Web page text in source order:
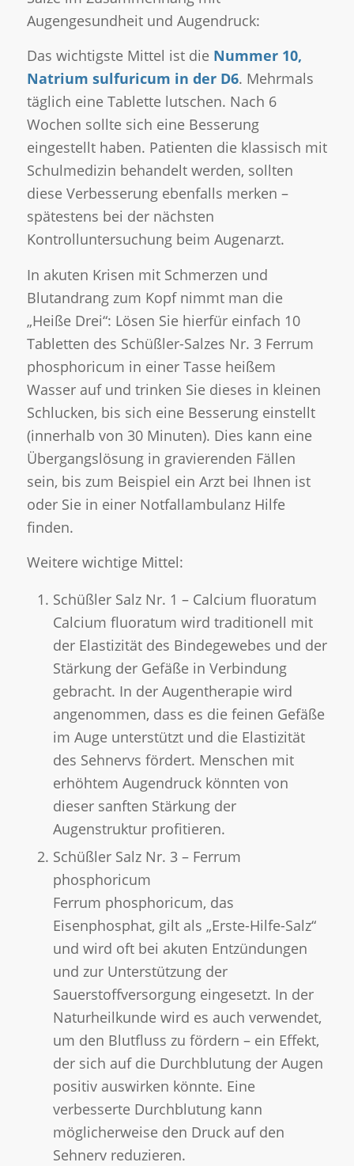
Augengesundheit und Augendruck:
Das wichtigste Mittel ist die Nummer 10,
Natrium sulfuricum in der D6. Mehrmals
täglich eine Tablette lutschen. Nach 6
Wochen sollte sich eine Besserung
eingestellt haben. Patienten die klassisch mit
Schulmedizin behandelt werden, sollten
diese Verbesserung ebenfalls merken –
spätestens bei der nächsten
Kontrolluntersuchung beim Augenarzt.
In akuten Krisen mit Schmerzen und
Blutandrang zum Kopf nimmt man die
„Heiße Drei“: Lösen Sie hierfür einfach 10
Tabletten des Schüßler-Salzes Nr. 3 Ferrum
phosphoricum in einer Tasse heißem
Wasser auf und trinken Sie dieses in kleinen
Schlucken, bis sich eine Besserung einstellt
(innerhalb von 30 Minuten). Dies kann eine
Übergangslösung in gravierenden Fällen
sein, bis zum Beispiel ein Arzt bei Ihnen ist
oder Sie in einer Notfallambulanz Hilfe
finden.
Weitere wichtige Mittel:
Schüßler Salz Nr. 1 – Calcium fluoratum
Calcium fluoratum wird traditionell mit
der Elastizität des Bindegewebes und der
Stärkung der Gefäße in Verbindung
gebracht. In der Augentherapie wird
angenommen, dass es die feinen Gefäße
im Auge unterstützt und die Elastizität
des Sehnervs fördert. Menschen mit
erhöhtem Augendruck könnten von
dieser sanften Stärkung der
Augenstruktur profitieren.
Schüßler Salz Nr. 3 – Ferrum
phosphoricum
Ferrum phosphoricum, das
Eisenphosphat, gilt als „Erste-Hilfe-Salz“
und wird oft bei akuten Entzündungen
und zur Unterstützung der
Sauerstoffversorgung eingesetzt. In der
Naturheilkunde wird es auch verwendet,
um den Blutfluss zu fördern – ein Effekt,
der sich auf die Durchblutung der Augen
positiv auswirken könnte. Eine
verbesserte Durchblutung kann
möglicherweise den Druck auf den
Sehnerv reduzieren.